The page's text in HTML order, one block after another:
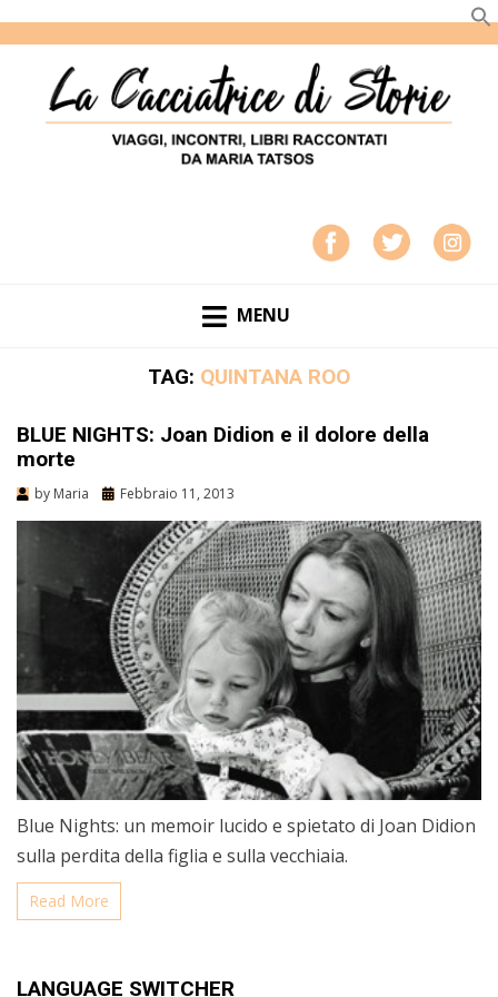
LA CACCIATRICE DI STORIE
VIAGGI, INCONTRI, LIBRI RACCONTATI DA MARIA
TATSOS
MENU
TAG: QUINTANA ROO
BLUE NIGHTS: Joan Didion e il dolore della
morte
by Maria Febbraio 11, 2013
Blue Nights: un memoir lucido e spietato di Joan Didion
sulla perdita della figlia e sulla vecchiaia.
Read More
LANGUAGE SWITCHER